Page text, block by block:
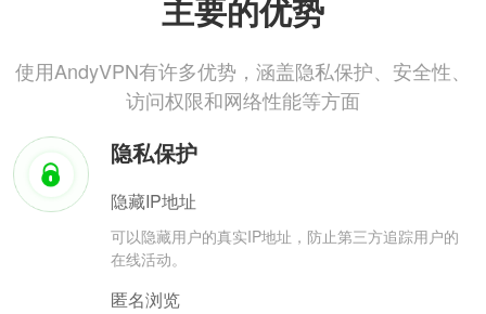
主要的优势
使用AndyVPN有许多优势，涵盖隐私保护、安全性、
访问权限和网络性能等方面
隐私保护
隐藏IP地址
可以隐藏用户的真实IP地址，防止第三方追踪用户的
在线活动。
匿名浏览